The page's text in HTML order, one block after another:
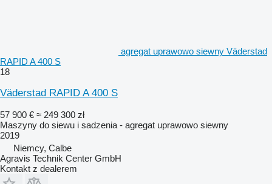
agregat uprawowo siewny Väderstad
RAPID A 400 S
18
Väderstad RAPID A 400 S
57 900 € ≈ 249 300 zł
Maszyny do siewu i sadzenia - agregat uprawowo siewny
2019
Niemcy, Calbe
Agravis Technik Center GmbH
Kontakt z dealerem